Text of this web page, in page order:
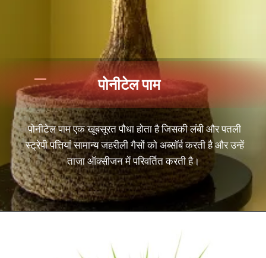
पोनीटेल पाम एक खूबसूरत पौधा होता है जिसकी लंबी और पतली
स्ट्रेपी पत्तियां सामान्य जहरीली गैसों को अब्सॉर्ब करती है और उन्हें
ताजा ऑक्सीजन में परिवर्तित करती है।
पोनीटेल पाम